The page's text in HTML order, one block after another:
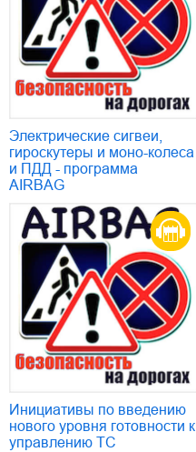
Электрические сигвеи,
гироскутеры и моно-колеса
и ПДД - программа
AIRBAG
Инициативы по введению
нового уровня готовности к
управлению ТС